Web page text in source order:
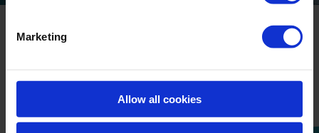
Marketing
Allow all cookies
par Ecolabel prouve son efficacité
par rapport à la concurrence